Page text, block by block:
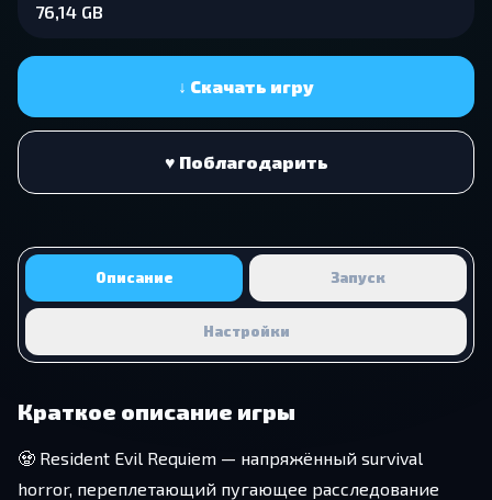
76,14 GB
↓ Скачать игру
♥ Поблагодарить
Описание Запуск
Настройки
Краткое описание игры
🧟 Resident Evil Requiem — напряжённый survival
horror, переплетающий пугающее расследование